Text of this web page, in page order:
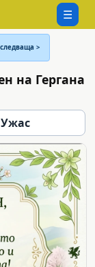
☰
следваща >
на Гергана
Ужас